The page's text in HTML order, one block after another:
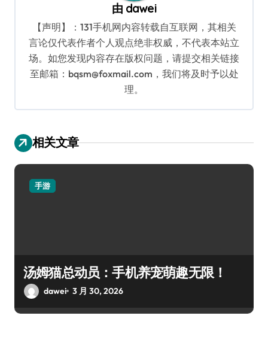
由 dawei
【声明】：131手机网内容转载自互联网，其相关
言论仅代表作者个人观点绝非权威，不代表本站立
场。如您发现内容存在版权问题，请提交相关链接
至邮箱：bqsm@foxmail.com，我们将及时予以处
理。
相关文章
手游
汤姆猫总动员：手机养宠萌趣无限！
dawei 3 月 30, 2026